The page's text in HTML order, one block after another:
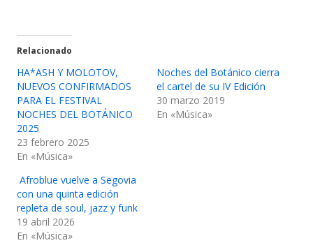
Relacionado
HA*ASH Y MOLOTOV,
NUEVOS CONFIRMADOS
PARA EL FESTIVAL
NOCHES DEL BOTÁNICO
2025
23 febrero 2025
En «Música»
Noches del Botánico cierra
el cartel de su IV Edición
30 marzo 2019
En «Música»
Afroblue vuelve a Segovia
con una quinta edición
repleta de soul, jazz y funk
19 abril 2026
En «Música»